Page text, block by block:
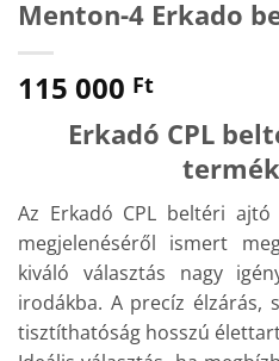
Menton-4 Erkado
115 000 Ft
Erkadó CPL
Az Erkadó CPL beltéri
megjelenéséről ismert
kiváló választás nagy
irodákba. A precíz élzárás,
tisztíthatóság hosszú